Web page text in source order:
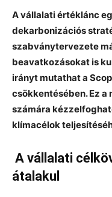
A vállalati értéklánc
dekarbonizációs
szabványtervezete
beavatkozásokat is
irányt mutathat a
csökkentésében. Ez
számára
klímacélok
A vállalati
átalakul